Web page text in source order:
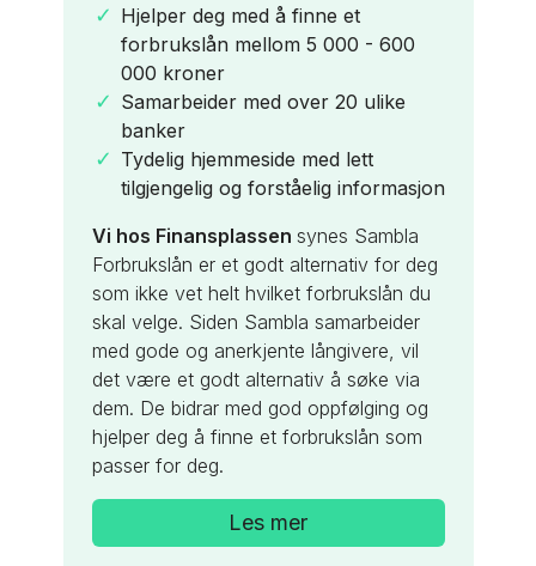
Hjelper deg med å finne et
forbrukslån mellom 5 000 - 600
000 kroner
Samarbeider med over 20 ulike
banker
Tydelig hjemmeside med lett
tilgjengelig og forståelig informasjon
Vi hos Finansplassen synes Sambla
Forbrukslån er et godt alternativ for deg
som ikke vet helt hvilket forbrukslån du
skal velge. Siden Sambla samarbeider
med gode og anerkjente långivere, vil
det være et godt alternativ å søke via
dem. De bidrar med god oppfølging og
hjelper deg å finne et forbrukslån som
passer for deg.
Les mer
Gratis og uforpliktende
Har en av markedets mest
fornøyde kunder
Hjulpet over 300 000 kunder
Vi hos Finansplassen synes Sambla
Refinansiering er et godt alternativ for
veiledning for din finansiering. De tilbyr
god oppfølging og samarbeider med
gode og anerkjente långivere, som gjør
at de kan hjelpe deg på veien til en
refinansiering du kan være fornøyd
med.
Les mer